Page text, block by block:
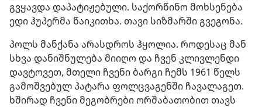
გვყავდა დაპატიჟებული. საქორწინო მოხსენება
ედი ჰუპერმა წაიკითხა. თავი სიზმარში გვეგონა.
პოლს მანქანა არასდროს ჰყოლია. როდესაც მან
სხვა დანიშნულება მიიღო და ჩვენ კლივლენდი
დავტოვეთ, მთელი ჩვენი ბარგი ჩემს 1961 წელს
გამოშვებულ პატარა ფოლცვაგენში ჩავალაგეთ.
ხშირად ჩვენი მეგობრები ორშაბათობით თავს